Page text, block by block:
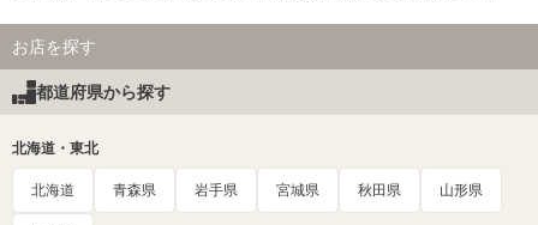
お店を探す
都道府県から探す
北海道・東北
北海道 青森県 岩手県 宮城県 秋田県 山形県